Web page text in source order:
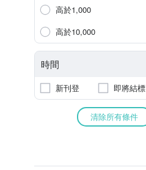
高於1,000
高於10,000
時間
新刊登 即將結標
清除所有條件